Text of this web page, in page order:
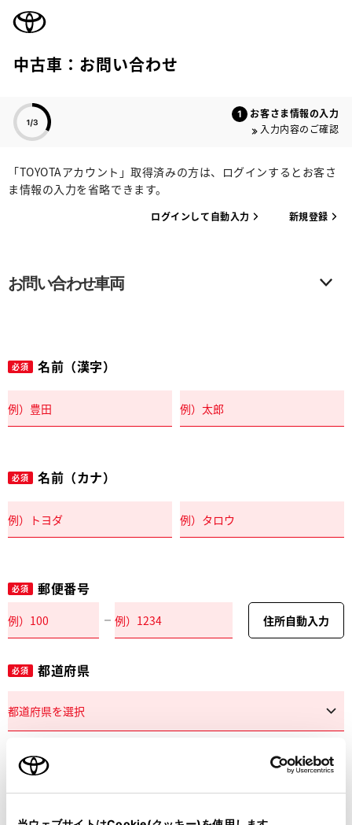
中古車：お問い合わせ
お客さま情報の入力
入力内容のご確認
「TOYOTAアカウント」取得済みの方は、ログインするとお客さ
ま情報の入力を省略できます。
ログインして自動入力 新規登録
お問い合わせ車両
必須 名前（漢字）
必須 名前（カナ）
必須 郵便番号
住所自動入力
必須 都道府県
市区町村名